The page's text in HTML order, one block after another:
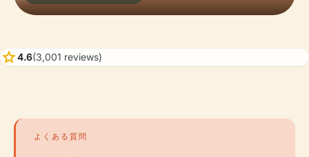
star4.6(3,001 reviews)
よくある質問